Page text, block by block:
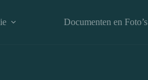
Documenten en Foto’s